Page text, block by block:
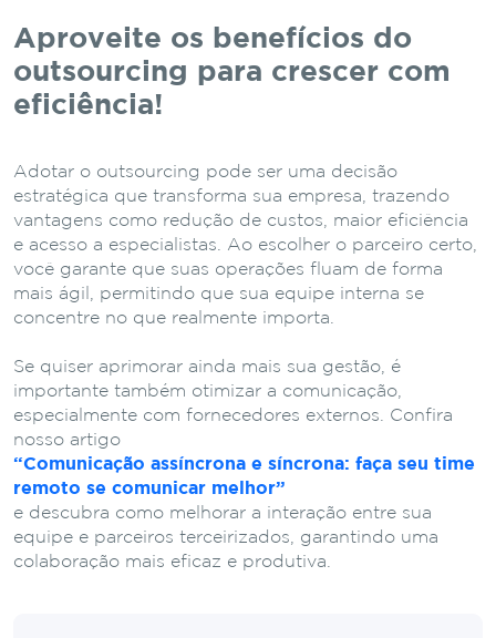
Aproveite os benefícios do
outsourcing para crescer com
eficiência!
Adotar o outsourcing pode ser uma decisão
estratégica que transforma sua empresa, trazendo
vantagens como redução de custos, maior eficiência
e acesso a especialistas. Ao escolher o parceiro certo,
você garante que suas operações fluam de forma
mais ágil, permitindo que sua equipe interna se
concentre no que realmente importa.
Se quiser aprimorar ainda mais sua gestão, é
importante também otimizar a comunicação,
especialmente com fornecedores externos. Confira
nosso artigo
“Comunicação assíncrona e síncrona: faça seu time
remoto se comunicar melhor”
e descubra como melhorar a interação entre sua
equipe e parceiros terceirizados, garantindo uma
colaboração mais eficaz e produtiva.